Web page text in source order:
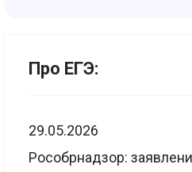
Про ЕГЭ:
29.05.2026
Рособрнадзор: